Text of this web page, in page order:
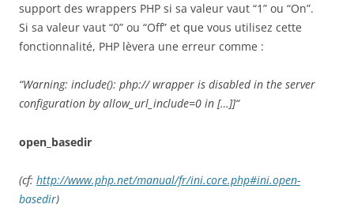
support des wrappers PHP si sa valeur vaut “1” ou “On”.
Si sa valeur vaut “0” ou “Off” et que vous utilisez cette
fonctionnalité, PHP lèvera une erreur comme :
“Warning: include(): php:// wrapper is disabled in the server
configuration by allow_url_include=0 in […]]“
open_basedir
(cf: http://www.php.net/manual/fr/ini.core.php#ini.open-
basedir)